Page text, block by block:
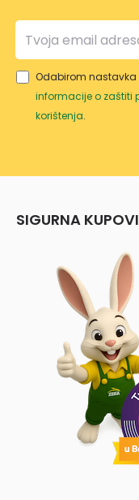
Odabirom nastavka
informacije o zaštiti
korištenja.
SIGURNA